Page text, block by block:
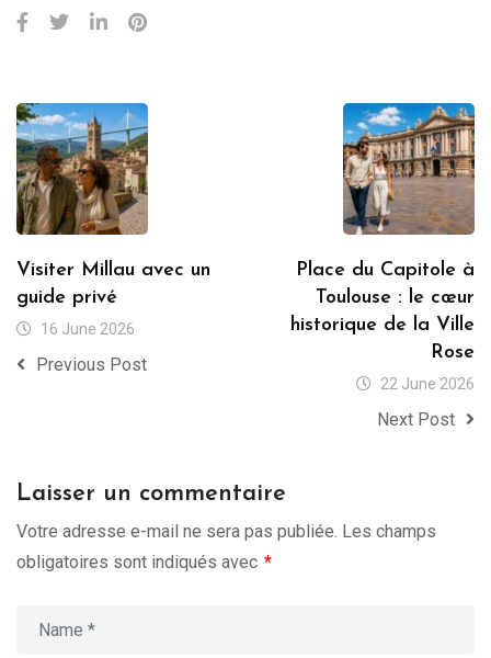
Visiter Millau avec un
guide privé
16 June 2026
Previous Post
Place du Capitole à
Toulouse : le cœur
historique de la Ville
Rose
22 June 2026
Next Post
Laisser un commentaire
Votre adresse e-mail ne sera pas publiée. Les champs
obligatoires sont indiqués avec *